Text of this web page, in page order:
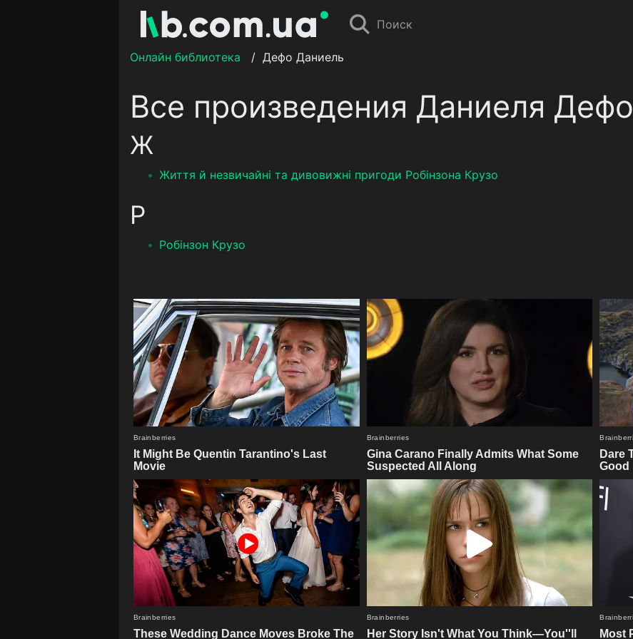
Поиск
Онлайн библиотека / Дефо Даниель
Все произведения Даниеля Дефо
Ж
Життя й незвичайні та дивовижні пригоди Робінзона Крузо
Р
Робінзон Крузо